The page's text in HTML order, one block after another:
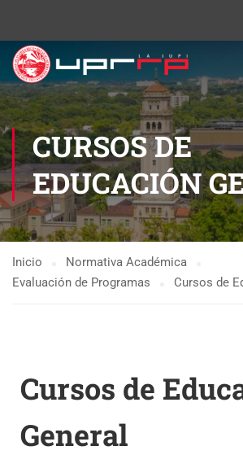
CURSOS DE
EDUCACIÓN
Inicio
Normativa Académica
Evaluación de Programas
Cursos de
Cursos de
General